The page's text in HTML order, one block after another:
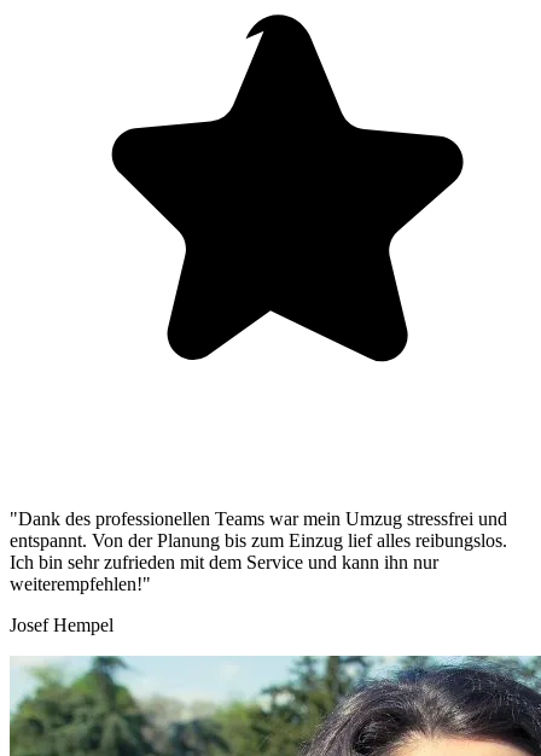
"Dank des professionellen Teams war mein Umzug stressfrei und
entspannt. Von der Planung bis zum Einzug lief alles reibungslos.
Ich bin sehr zufrieden mit dem Service und kann ihn nur
weiterempfehlen!"
Josef Hempel